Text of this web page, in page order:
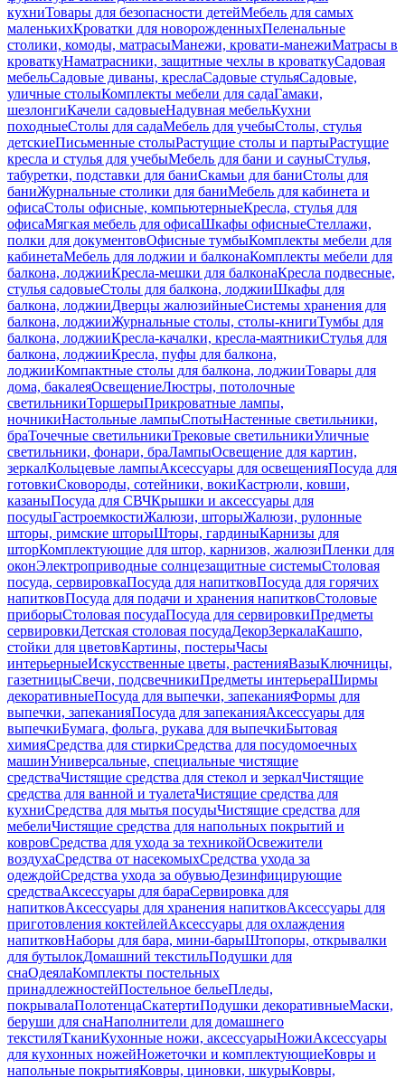
кухниТовары для безопасности детейМебель для самых
маленькихКроватки для новорожденныхПеленальные
столики, комоды, матрасыМанежи, кровати-манежиМатрасы в
кроваткуНаматрасники, защитные чехлы в кроваткуСадовая
мебельСадовые диваны, креслаСадовые стульяСадовые,
уличные столыКомплекты мебели для садаГамаки,
шезлонгиКачели садовыеНадувная мебельКухни
походныеСтолы для садаМебель для учебыСтолы, стулья
детскиеПисьменные столыРастущие столы и партыРастущие
кресла и стулья для учебыМебель для бани и сауныСтулья,
табуретки, подставки для баниСкамьи для баниСтолы для
баниЖурнальные столики для баниМебель для кабинета и
офисаСтолы офисные, компьютерныеКресла, стулья для
офисаМягкая мебель для офисаШкафы офисныеСтеллажи,
полки для документовОфисные тумбыКомплекты мебели для
кабинетаМебель для лоджии и балконаКомплекты мебели для
балкона, лоджииКресла-мешки для балконаКресла подвесные,
стулья садовыеСтолы для балкона, лоджииШкафы для
балкона, лоджииДверцы жалюзийныеСистемы хранения для
балкона, лоджииЖурнальные столы, столы-книгиТумбы для
балкона, лоджииКресла-качалки, кресла-маятникиСтулья для
балкона, лоджииКресла, пуфы для балкона,
лоджииКомпактные столы для балкона, лоджииТовары для
дома, бакалеяОсвещениеЛюстры, потолочные
светильникиТоршерыПрикроватные лампы,
ночникиНастольные лампыСпотыНастенные светильники,
браТочечные светильникиТрековые светильникиУличные
светильники, фонари, браЛампыОсвещение для картин,
зеркалКольцевые лампыАксессуары для освещенияПосуда для
готовкиСковороды, сотейники, вокиКастрюли, ковши,
казаныПосуда для СВЧКрышки и аксессуары для
посудыГастроемкостиЖалюзи, шторыЖалюзи, рулонные
шторы, римские шторыШторы, гардиныКарнизы для
шторКомплектующие для штор, карнизов, жалюзиПленки для
оконЭлектроприводные солнцезащитные системыСтоловая
посуда, сервировкаПосуда для напитковПосуда для горячих
напитковПосуда для подачи и хранения напитковСтоловые
приборыСтоловая посудаПосуда для сервировкиПредметы
сервировкиДетская столовая посудаДекорЗеркалаКашпо,
стойки для цветовКартины, постерыЧасы
интерьерныеИскусственные цветы, растенияВазыКлючницы,
газетницыСвечи, подсвечникиПредметы интерьераШирмы
декоративныеПосуда для выпечки, запеканияФормы для
выпечки, запеканияПосуда для запеканияАксессуары для
выпечкиБумага, фольга, рукава для выпечкиБытовая
химияСредства для стиркиСредства для посудомоечных
машинУниверсальные, специальные чистящие
средстваЧистящие средства для стекол и зеркалЧистящие
средства для ванной и туалетаЧистящие средства для
кухниСредства для мытья посудыЧистящие средства для
мебелиЧистящие средства для напольных покрытий и
ковровСредства для ухода за техникойОсвежители
воздухаСредства от насекомыхСредства ухода за
одеждойСредства ухода за обувьюДезинфицирующие
средстваАксессуары для бараСервировка для
напитковАксессуары для хранения напитковАксессуары для
приготовления коктейлейАксессуары для охлаждения
напитковНаборы для бара, мини-барыШтопоры, открывалки
для бутылокДомашний текстильПодушки для
снаОдеялаКомплекты постельных
принадлежностейПостельное бельеПледы,
покрывалаПолотенцаСкатертиПодушки декоративныеМаски,
беруши для снаНаполнители для домашнего
текстиляТканиКухонные ножи, аксессуарыНожиАксессуары
для кухонных ножейНожеточки и комплектующиеКовры и
напольные покрытияКовры, циновки, шкурыКовры,